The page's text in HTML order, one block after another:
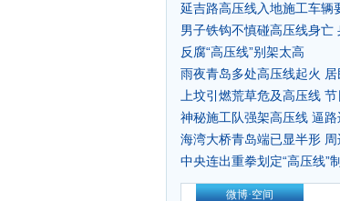
延吉路高压线入地施工车辆
男子铁钩不慎碰高压线身亡
反腐“高压线”别架太高
雨夜青岛多处高压线起火
上坟引燃荒草危及高压线
神秘施工队强架高压线 逼
海湾大桥青岛端已显半形
中央连出重拳划定“高压线”